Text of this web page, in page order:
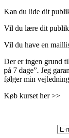
Kan du lide dit
Vil du lære dit
Vil du have en
Der er ingen grund
på 7 dage”. Jeg
følger min
Køb kurset her >>